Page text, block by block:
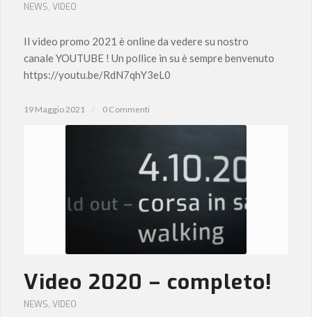
NEWS, VIDEO
Il video promo 2021 è online da vedere su nostro
canale YOUTUBE ! Un pollice in su è sempre benvenuto
https://youtu.be/RdN7qhY3eL0
19 Maggio 2021 / 0 Commenti
Video 2020 – completo!
NEWS, VIDEO